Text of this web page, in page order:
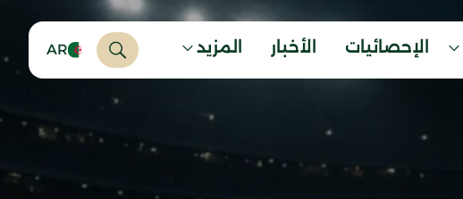
الإحصائيات الأخبار المزيد AR